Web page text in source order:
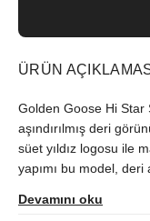
ÜRÜN
Golden Goose Hi Star
aşındırılmış deri
süet yıldız logosu ile
yapımı bu model,
günlük kullanım vaat
Devamını oku